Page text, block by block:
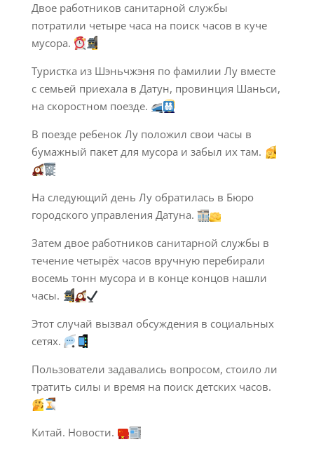
Двое работников санитарной службы
потратили четыре часа на поиск часов в куче
мусора.
Туристка из Шэньчжэня по фамилии Лу вместе
с семьей приехала в Датун, провинция Шаньси,
на скоростном поезде.
В поезде ребенок Лу положил свои часы в
бумажный пакет для мусора и забыл их там.
На следующий день Лу обратилась в Бюро
городского управления Датуна.
Затем двое работников санитарной службы в
течение четырёх часов вручную перебирали
восемь тонн мусора и в конце концов нашли
часы.
Этот случай вызвал обсуждения в социальных
сетях.
Пользователи задавались вопросом, стоило ли
тратить силы и время на поиск детских часов.
Китай. Новости.